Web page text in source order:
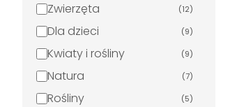
Zwierzęta (12)
Dla dzieci (9)
Kwiaty i rośliny (9)
Natura (7)
Rośliny (5)